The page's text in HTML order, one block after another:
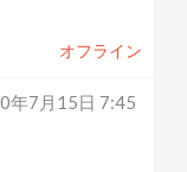
オフライン
年7月15日 7:45